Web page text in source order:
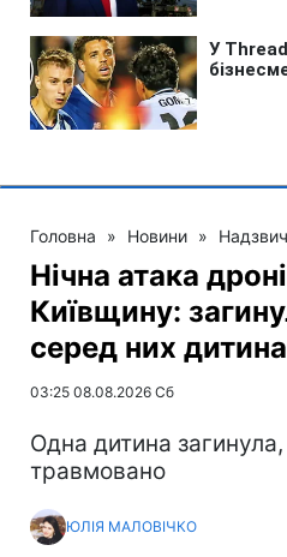
Головна » Новини »
Нічна атака
Київщину:
серед них дитина
03:25 08.08.2026 Сб
Одна дитина
травмовано
ЮЛІЯ МАЛОВІЧКО